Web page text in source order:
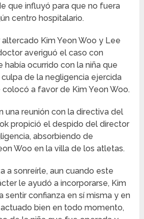
que influyó para que no fuera
centro hospitalario.
Kim Yeon Woo y Lee
averiguó el caso con
había ocurrido con la niña que
de la negligencia ejercida
a favor de Kim Yeon Woo.
una reunión con la directiva del
propició el despido del director
absorbiendo de
Woo en la villa de los atletas.
a sonreírle, aun cuando este
le ayudó a incorporarse, Kim
sentir confianza en sí misma y en
bien en todo momento,